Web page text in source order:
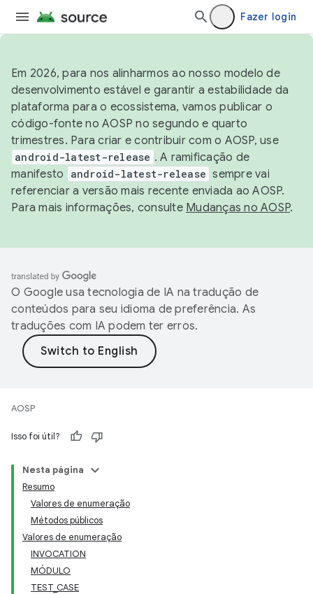
Fazer login
Em 2026, para nos alinharmos ao nosso modelo de
desenvolvimento estável e garantir a estabilidade da
plataforma para o ecossistema, vamos publicar o
código-fonte no AOSP no segundo e quarto
trimestres. Para criar e contribuir com o AOSP, use
android-latest-release . A ramificação de
manifesto
android-latest-release sempre vai
referenciar a versão mais recente enviada ao AOSP.
Para mais informações, consulte Mudanças no AOSP.
O Google usa tecnologia de IA na tradução de
conteúdos para seu idioma de preferência. As
traduções com IA podem ter erros.
AOSP
Isso foi útil?
Nesta página
Resumo
Valores de enumeração
Métodos públicos
Valores de enumeração
INVOCATION
MÓDULO
TEST_CASE